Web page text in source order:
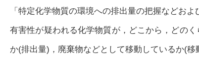
「特定化学物質の環境への排出量の把握などお
有害性が疑われる化学物質が，どこから，どの
か(排出量)，廃棄物などとして移動しているか(移